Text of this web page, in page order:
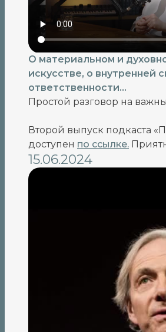
О материальном и
искусстве, о внутренней
ответственности...
Простой разговор на
Второй выпуск подкаста
доступен по ссылке.
15.06.2024